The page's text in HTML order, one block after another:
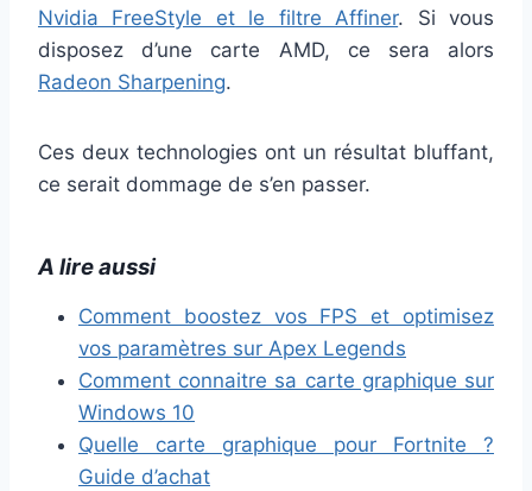
Nvidia FreeStyle et le filtre Affiner. Si vous
disposez d’une carte AMD, ce sera alors
Radeon Sharpening.
Ces deux technologies ont un résultat bluffant,
ce serait dommage de s’en passer.
A lire aussi
Comment boostez vos FPS et optimisez
vos paramètres sur Apex Legends
Comment connaitre sa carte graphique sur
Windows 10
Quelle carte graphique pour Fortnite ?
Guide d’achat